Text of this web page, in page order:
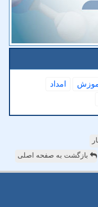
امداد
بازگشت به صفحه اصلی